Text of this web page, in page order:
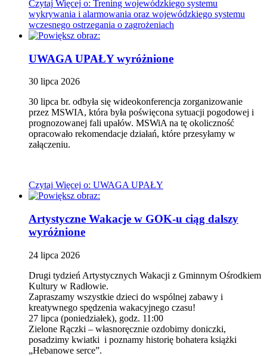
Czytaj Więcej o: Trening wojewódzkiego systemu
wykrywania i alarmowania oraz wojewódzkiego systemu
wczesnego ostrzegania o zagrożeniach
UWAGA UPAŁY wyróżnione
30 lipca 2026
30 lipca br. odbyła się wideokonferencja zorganizowanie
przez MSWIA, która była poświęcona sytuacji pogodowej i
prognozowanej fali upałów. MSWiA na tę okoliczność
opracowało rekomendacje działań, które przesyłamy w
załączeniu.
Czytaj Więcej o: UWAGA UPAŁY
Artystyczne Wakacje w GOK-u ciąg dalszy
wyróżnione
24 lipca 2026
Drugi tydzień Artystycznych Wakacji z Gminnym Ośrodkiem
Kultury w Radłowie.
Zapraszamy wszystkie dzieci do wspólnej zabawy i
kreatywnego spędzenia wakacyjnego czasu!
27 lipca (poniedziałek), godz. 11:00
Zielone Rączki – własnoręcznie ozdobimy doniczki,
posadzimy kwiatki i poznamy historię bohatera książki
„Hebanowe serce”.